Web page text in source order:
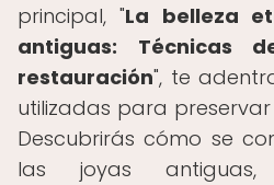
principal, "La belleza
antiguas: Técnicas
restauración", te
utilizadas para preservar
Descubrirás cómo se
las joyas